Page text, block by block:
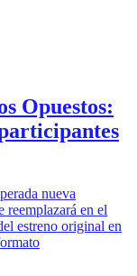
Opuestos:
nueva
reemplazará en el
estreno original en